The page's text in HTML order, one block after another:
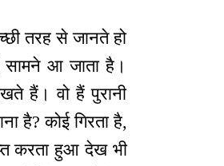
तरह से जानते हो
सामने आ जाता है।
हैं। वो हैं पुरानी
है? कोई गिरता है,
करता हुआ देख भी